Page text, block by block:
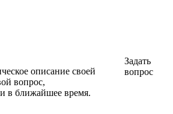
описание своей
вопрос,
в ближайшее время.
Задать
вопрос